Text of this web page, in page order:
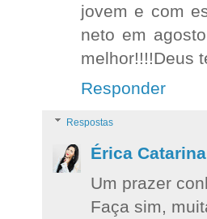
jovem e com
neto em
melhor!!!!Deus
Responder
Respostas
Érica Catarina
Um prazer
Faça sim,